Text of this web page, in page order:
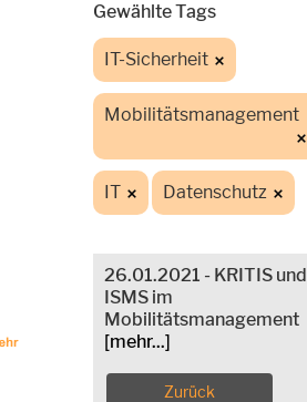
Gewählte Tags
IT-Sicherheit
Mobilitätsmanagement
IT Datenschutz
26.01.2021 - KRITIS und
ISMS im
Mobilitätsmanagement
[mehr...]
Zurück